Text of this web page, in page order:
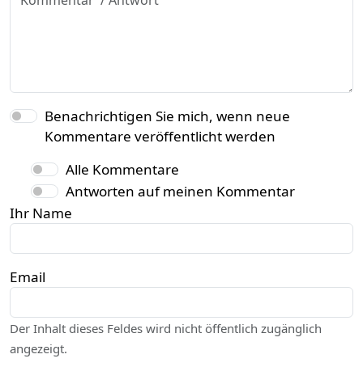
Benachrichtigen Sie mich, wenn neue
Kommentare veröffentlicht werden
Alle Kommentare
Antworten auf meinen Kommentar
Ihr Name
Email
Der Inhalt dieses Feldes wird nicht öffentlich zugänglich
angezeigt.